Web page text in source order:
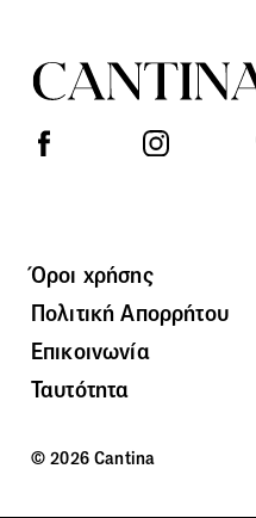
Όροι χρήσης
Πολιτική Απορρήτου
Επικοινωνία
Ταυτότητα
© 2026 Cantina